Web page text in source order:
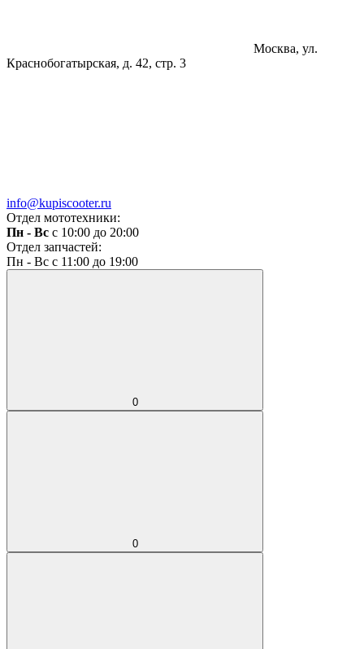
Москва, ул.
Краснобогатырская, д. 42, стр. 3
info@kupiscooter.ru
Отдел мототехники:
Пн - Вс с 10:00 до 20:00
Отдел запчастей:
Пн - Вс с 11:00 до 19:00
0
0